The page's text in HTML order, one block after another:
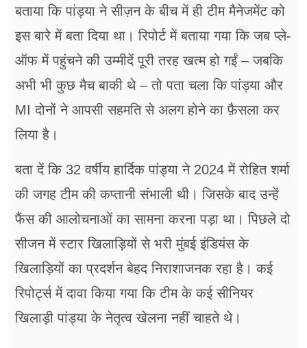
बताया कि पांड्या ने सीज़न के बीच में ही टीम मैनेजमेंट को
इस बारे में बता दिया था। रिपोर्ट में बताया गया कि जब प्ले-
ऑफ में पहुंचने की उम्मीदें पूरी तरह खत्म हो गईं – जबकि
अभी भी कुछ मैच बाकी थे – तो पता चला कि पांड्या और
MI दोनों ने आपसी सहमति से अलग होने का फ़ैसला कर
लिया है।
बता दें कि 32 वर्षीय हार्दिक पांड्या ने 2024 में रोहित शर्मा
की जगह टीम की कप्तानी संभाली थी। जिसके बाद उन्हें
फैंस की आलोचनाओं का सामना करना पड़ा था। पिछले दो
सीजन में स्टार खिलाड़ियों से भरी मुंबई इंडियंस के
खिलाड़ियों का प्रदर्शन बेहद निराशाजनक रहा है। कई
रिपोर्ट्स में दावा किया गया कि टीम के कई सीनियर
खिलाड़ी पांड्या के नेतृत्व खेलना नहीं चाहते थे।